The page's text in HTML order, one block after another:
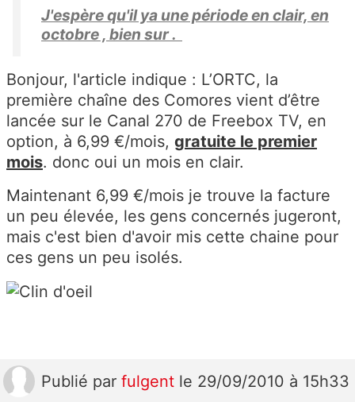
J'espère qu'il ya une période en clair, en
octobre , bien sur .
Bonjour, l'article indique : L’ORTC, la
première chaîne des Comores vient d’être
lancée sur le Canal 270 de Freebox TV, en
option, à 6,99 €/mois, gratuite le premier
mois. donc oui un mois en clair.
Maintenant 6,99 €/mois je trouve la facture
un peu élevée, les gens concernés jugeront,
mais c'est bien d'avoir mis cette chaine pour
ces gens un peu isolés.
Publié par fulgent le 29/09/2010 à 15h33